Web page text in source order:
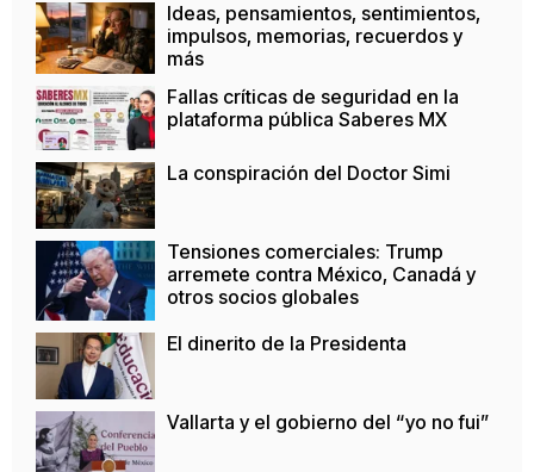
Ideas, pensamientos, sentimientos,
impulsos, memorias, recuerdos y
más
Fallas críticas de seguridad en la
plataforma pública Saberes MX
La conspiración del Doctor Simi
Tensiones comerciales: Trump
arremete contra México, Canadá y
otros socios globales
El dinerito de la Presidenta
Vallarta y el gobierno del “yo no fui”